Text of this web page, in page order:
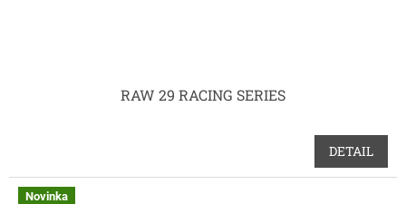
RAW 29 RACING SERIES
DETAIL
Novinka